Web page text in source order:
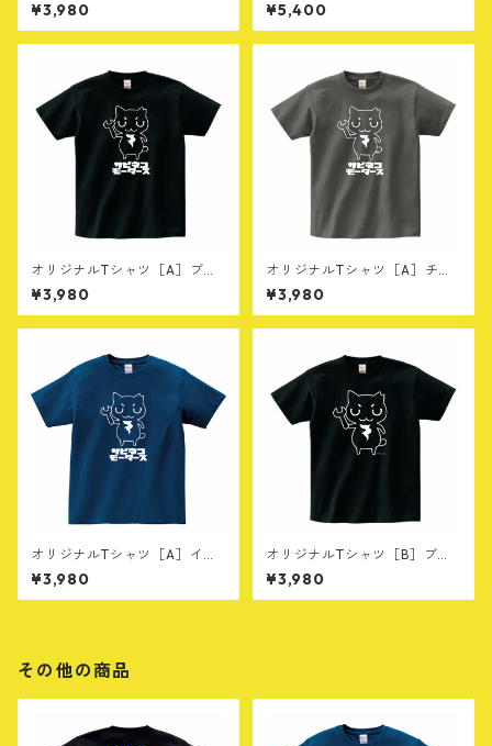
¥3,980 ¥5,400
オリジナルTシャツ［A］ブラ
ック
¥3,980
オリジナルTシャツ［A］チャ
コール
¥3,980
オリジナルTシャツ［A］イン
ディゴ
¥3,980
オリジナルTシャツ［B］ブラ
ック
¥3,980
その他の商品